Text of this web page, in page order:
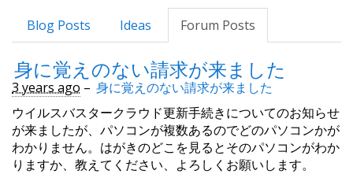
Blog Posts
Ideas Forum Posts
身に覚えのない請求が来ました
3 years ago – 身に覚えのない請求が来ました
ウイルスバスタークラウド更新手続きについてのお知らせ
が来ましたが、パソコンが複数あるのでどのパソコンかが
わかりません。はがきのどこを見るとそのパソコンがわか
りますか、教えてください、よろしくお願いします。